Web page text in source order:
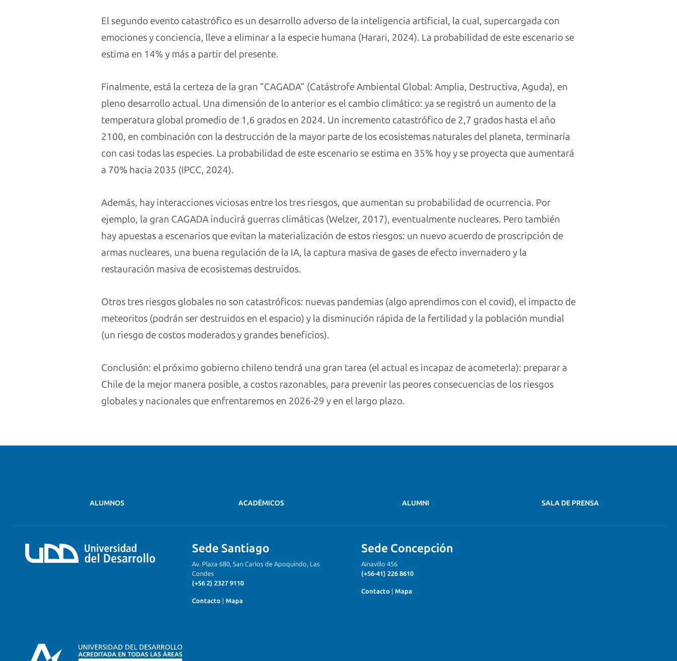
El segundo evento catastrófico es un desarrollo adverso de la inteligencia artificial, la cual, supercargada con
emociones y conciencia, lleve a eliminar a la especie humana (Harari, 2024). La probabilidad de este escenario se
estima en 14% y más a partir del presente.
Finalmente, está la certeza de la gran “CAGADA” (Catástrofe Ambiental Global: Amplia, Destructiva, Aguda), en
pleno desarrollo actual. Una dimensión de lo anterior es el cambio climático: ya se registró un aumento de la
temperatura global promedio de 1,6 grados en 2024. Un incremento catastrófico de 2,7 grados hasta el año
2100, en combinación con la destrucción de la mayor parte de los ecosistemas naturales del planeta, terminaría
con casi todas las especies. La probabilidad de este escenario se estima en 35% hoy y se proyecta que aumentará
a 70% hacia 2035 (IPCC, 2024).
Además, hay interacciones viciosas entre los tres riesgos, que aumentan su probabilidad de ocurrencia. Por
ejemplo, la gran CAGADA inducirá guerras climáticas (Welzer, 2017), eventualmente nucleares. Pero también
hay apuestas a escenarios que evitan la materialización de estos riesgos: un nuevo acuerdo de proscripción de
armas nucleares, una buena regulación de la IA, la captura masiva de gases de efecto invernadero y la
restauración masiva de ecosistemas destruidos.
Otros tres riesgos globales no son catastróficos: nuevas pandemias (algo aprendimos con el covid), el impacto de
meteoritos (podrán ser destruidos en el espacio) y la disminución rápida de la fertilidad y la población mundial
(un riesgo de costos moderados y grandes beneficios).
Conclusión: el próximo gobierno chileno tendrá una gran tarea (el actual es incapaz de acometerla): preparar a
Chile de la mejor manera posible, a costos razonables, para prevenir las peores consecuencias de los riesgos
globales y nacionales que enfrentaremos en 2026-29 y en el largo plazo.
ALUMNOS ACADÉMICOS ALUMNI SALA DE PRENSA
Sede Santiago
Av. Plaza 680, San Carlos de Apoquindo, Las
Condes
(+56 2) 2327 9110
Contacto Mapa
Sede Concepción
Ainavillo 456
(+56-41) 226 8610
Contacto Mapa